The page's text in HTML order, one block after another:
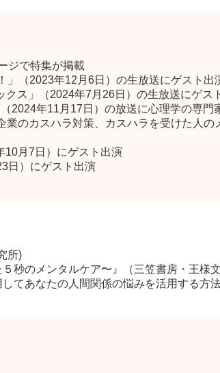
ジで特集が掲載
」（2023年12月6日）の生放送にゲスト出
ス」（2024年7月26日）の生放送にゲス
2024年11月17日）の放送に心理学の専門
業のカスハラ対策、カスハラを受けた人
10月7日）にゲスト出演
日）にゲスト出演
所)
秒のメンタルケア〜』（三笠書房・王様文
てあなたの人間関係の悩みを活用する方